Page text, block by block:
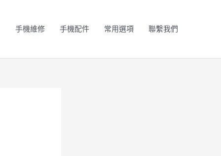
手機維修 手機配件 常用選項 聯繫我們